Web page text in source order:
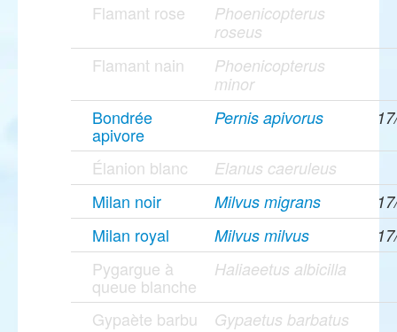
Flamant rose
Phoenicopterus
roseus
Flamant nain
Phoenicopterus
minor
Bondrée
apivore
Pernis apivorus
Élanion blanc Elanus caeruleus
Milan noir Milvus migrans
Milan royal Milvus milvus
Pygargue à
queue blanche
Haliaeetus albicilla
Gypaète barbu Gypaetus barbatus